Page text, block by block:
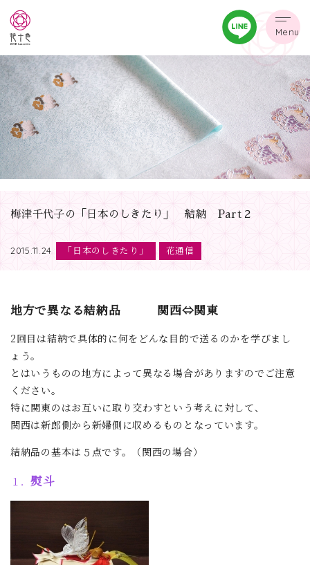
Menu
梅津千代子の「日本のしきたり」 結納 Part２
2015.11.24 「日本のしきたり」 花通信
地方で異なる結納品 関西⇔関東
2回目は結納で具体的に何をどんな目的で送るのかを学びまし
ょう。
とはいうものの地方によって異なる場合がありますのでご注意
ください。
特に関東のはお互いに取り交わすという考えに対して、
関西は新郎側から新婦側に収めるものとなっています。
結納品の基本は５点です。（関西の場合）
１．熨斗